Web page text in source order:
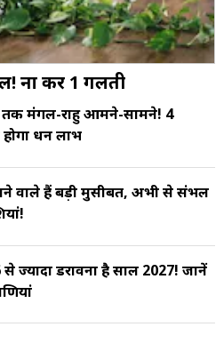
ना करें 1 गलती
तक मंगल-राहु आमने-सामने! 4
होगा धन लाभ
वाले हैं बड़ी मुसीबत, अभी से संभल
ज्यादा डरावना है साल 2027! जानें